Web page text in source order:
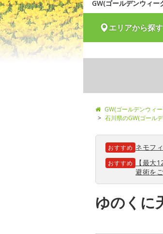
GW(ゴールデンウィー
エリアから探す
GW(ゴールデンウィ
石川県のGW(ゴール
おすすめ ネモフ
おすすめ
【最大
避術を
ゆのくに